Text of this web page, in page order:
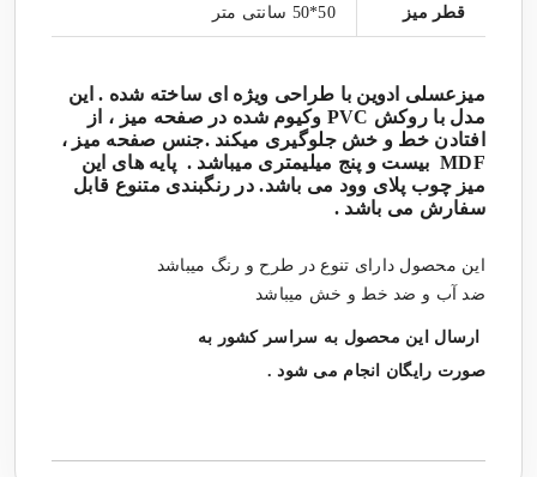
قطر میز 50*50 سانتی متر
میزعسلی ادوین با طراحی ویژه ای ساخته شده . این
مدل با روکش PVC وکیوم شده در صفحه میز ، از
افتادن خط و خش جلوگیری میکند .جنس صفحه میز ،
MDF بیست و پنج میلیمتری میباشد . پایه های این
میز چوب پلای وود می باشد. در رنگبندی متنوع قابل
سفارش می باشد .
این محصول دارای تنوع در طرح و رنگ میباشد
ضد آب و ضد خط و خش میباشد
ارسال این محصول به سراسر کشور به
صورت رایگان انجام می شود .